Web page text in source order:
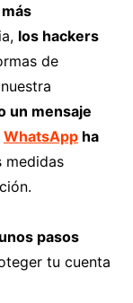
los hackers
de
un mensaje
WhatsAppha
medidas
pasos
tu cuenta